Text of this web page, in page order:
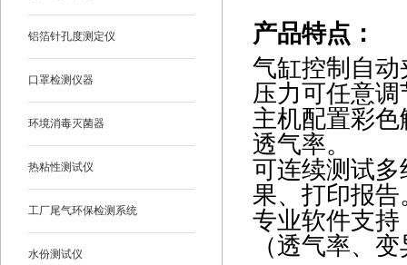
铝箔针孔度测定仪
口罩检测仪器
环境消毒灭菌器
热粘性测试仪
工厂尾气环保检测系统
水份测试仪
产品特点 ：
气缸控制自
压力可任意
主机配置彩
透气率。
可连续测试
果、打印报告
专业软件支
（透气率、